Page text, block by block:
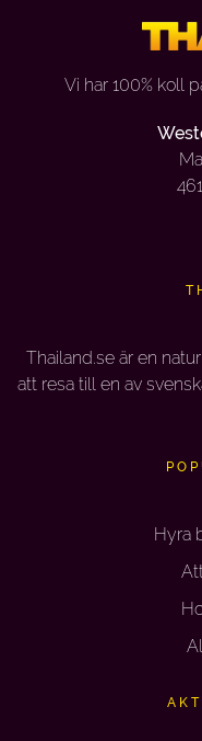
Vi har 100% koll
Thailand.se är en
att resa till en av
Hyra